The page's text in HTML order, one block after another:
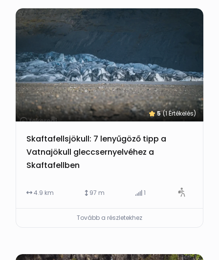
5 (1 Értékelés)
Skaftafellsjökull: 7 lenyűgöző tipp a
Vatnajökull gleccsernyelvéhez a
Skaftafellben
4.9 km 97 m 1
Tovább a részletekhez